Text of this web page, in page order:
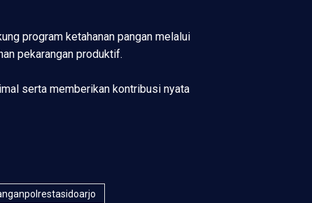
program ketahanan pangan melalui
pekarangan produktif.
serta memberikan kontribusi nyata